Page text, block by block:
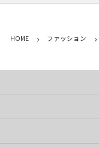
HOME ファッション